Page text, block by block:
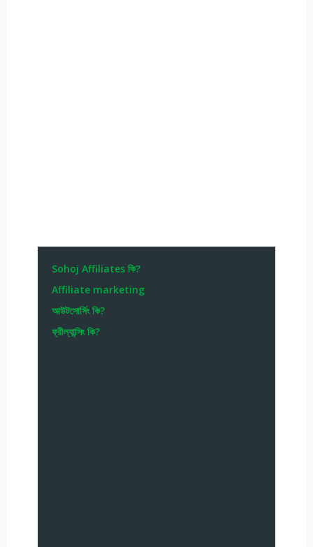
Sohoj Affiliates কি?
Affiliate marketing
আউটসোর্সিং কি?
ফ্রীল্যান্সিং কি?